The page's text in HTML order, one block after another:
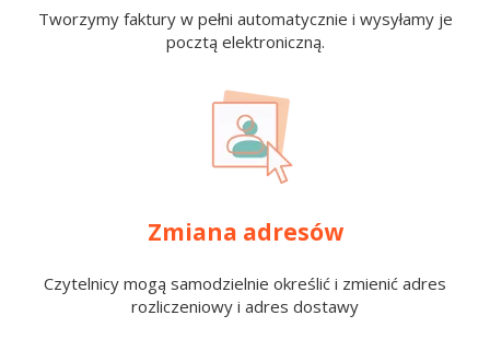
Tworzymy faktury w pełni automatycznie i wysyłamy je
pocztą elektroniczną.
Zmiana adresów
Czytelnicy mogą samodzielnie określić i zmienić adres
rozliczeniowy i adres dostawy